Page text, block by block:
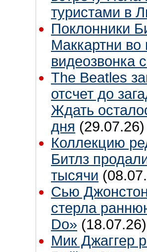
туристами в
Поклонники
Маккартни во
видеозвонка
The Beatles
отсчет до
Ждать
дня (29.07.26)
Коллекцию
Битлз
тысячи
Сью
стерла
Do» (18.07.26)
Мик Джаггер